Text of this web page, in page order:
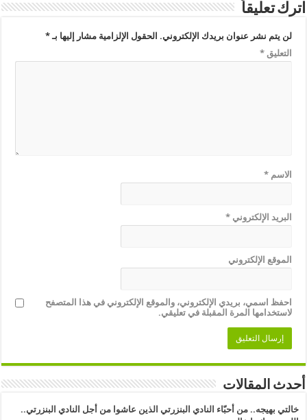
اترك تعليقاً
لن يتم نشر عنوان بريدك الإلكتروني. الحقول الإلزامية مشار إليها بـ*
التعليق*
الاسم*
البريد الإلكتروني*
الموقع الإلكتروني
احفظ اسمي، بريدي الإلكتروني، والموقع الإلكتروني في هذا المتصفح
لاستخدامها المرة المقبلة في تعليقي.
أحدث المقالات
خالتي بهيجه.. من أحبّاء النادي البنزرتي الذين عاشوا من أجل النادي البنزرتي..